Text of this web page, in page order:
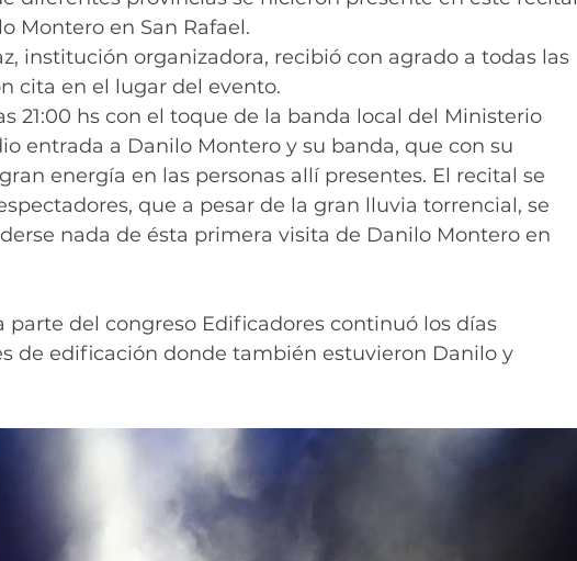
Montero en San Rafael.
institución organizadora, recibió con agrado a todas las
cita en el lugar del evento.
21:00 hs con el toque de la banda local del Ministerio
entrada a Danilo Montero y su banda, que con su
energía en las personas allí presentes. El recital se
que a pesar de la gran lluvia torrencial, se
nada de ésta primera visita de Danilo Montero en
parte del congreso Edificadores continuó los días
de edificación donde también estuvieron Danilo y